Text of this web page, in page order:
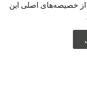
از خصیصه‌های اصلی این